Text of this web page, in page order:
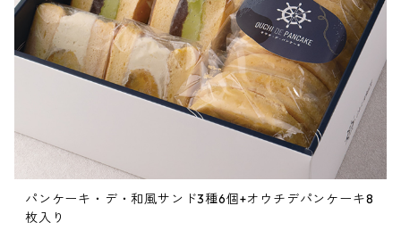
パンケーキ・デ・和風サンド3種6個+オウチデパンケーキ8
枚入り